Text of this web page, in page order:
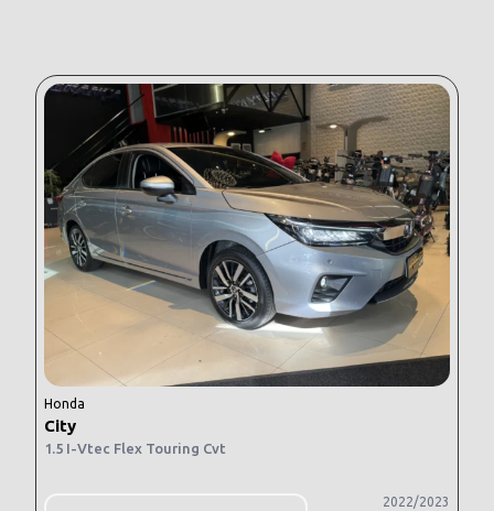
Honda
City
1.5 I-Vtec Flex Touring Cvt
2022/2023